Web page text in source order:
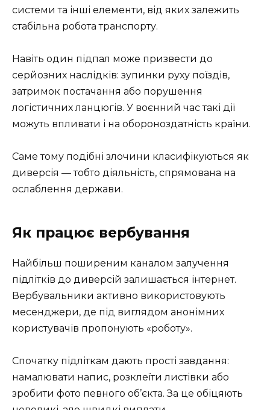
системи та інші елементи, від яких залежить
стабільна робота транспорту.
Навіть один підпал може призвести до
серйозних наслідків: зупинки руху поїздів,
затримок постачання або порушення
логістичних ланцюгів. У воєнний час такі дії
можуть впливати і на обороноздатність країни.
Саме тому подібні злочини класифікуються як
диверсія — тобто діяльність, спрямована на
ослаблення держави.
Як працює вербування
Найбільш поширеним каналом залучення
підлітків до диверсій залишається інтернет.
Вербувальники активно використовують
месенджери, де під виглядом анонімних
користувачів пропонують «роботу».
Спочатку підліткам дають прості завдання:
намалювати напис, розклеїти листівки або
зробити фото певного об’єкта. За це обіцяють